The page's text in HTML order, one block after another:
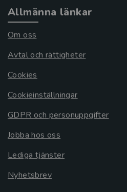
Allmänna länkar
Om oss
Avtal och rättigheter
Cookies
Cookieinställningar
GDPR och personuppgifter
Jobba hos oss
Lediga tjänster
Nyhetsbrev